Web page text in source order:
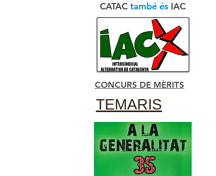
CATAC també és IAC
CONCURS DE MÈRITS
TEMARIS